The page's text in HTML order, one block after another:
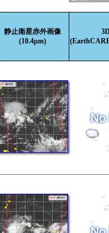
静止衛星赤外画像
(10.4µm)